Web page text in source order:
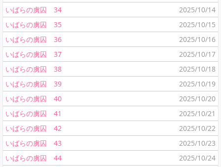
いばらの虜囚 34
2025/10/14
いばらの虜囚 35
2025/10/15
いばらの虜囚 36
2025/10/16
いばらの虜囚 37
2025/10/17
いばらの虜囚 38
2025/10/18
いばらの虜囚 39
2025/10/19
いばらの虜囚 40
2025/10/20
いばらの虜囚 41
2025/10/21
いばらの虜囚 42
2025/10/22
いばらの虜囚 43
2025/10/23
いばらの虜囚 44
2025/10/24